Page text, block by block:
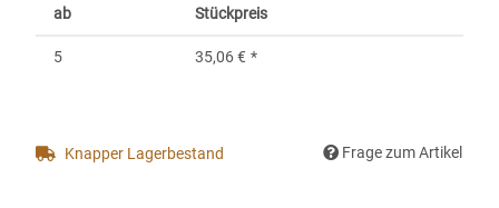
ab Stückpreis
5 35,06 € *
Knapper Lagerbestand Frage zum Artikel